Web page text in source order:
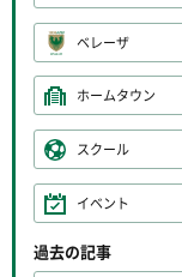
ベレーザ
ホームタウン
スクール
イベント
過去の記事